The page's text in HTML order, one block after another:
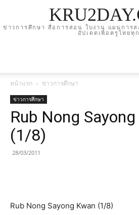
ข่าวการศึกษา สื่อการสอน ใบงาน แผนการ
อัปเดตเพื่อครูไทยทุ
หน้าแรก ข่าวการศึกษา
ข่าวการศึกษา
Rub Nong
(1/8)
28/03/2011
Rub Nong Sayong Kwan (1/8)